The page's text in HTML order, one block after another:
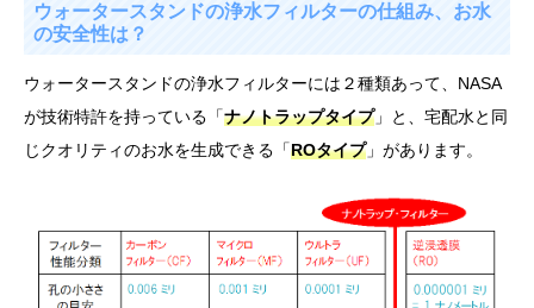
ウォータースタンドの浄水フィルターの仕組み、お水
の安全性は？
ウォータースタンドの浄水フィルターには２種類あって、NASA
が技術特許を持っている「ナノトラップタイプ」と、宅配水と同
じクオリティのお水を生成できる「ROタイプ」があります。